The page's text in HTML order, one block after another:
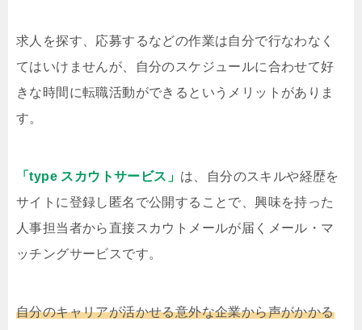
求人を探す、応募するなどの作業は自分で行なわなく
てはいけませんが、自分のスケジュールに合わせて好
きな時間に転職活動ができるというメリットがありま
す。
「type スカウトサービス」 は、自分のスキルや経歴を
サイトに登録し匿名で公開することで、興味を持った
人事担当者から直接スカウトメールが届くメール・マ
ッチングサービスです。
自分のキャリアが活かせる意外な企業から声がかかる